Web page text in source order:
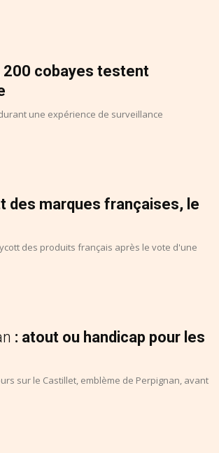
200 cobayes testent
une expérience de surveillance
des marques françaises, le
des produits français après le vote d'une
: atout ou handicap pour les
sur le Castillet, emblème de Perpignan, avant